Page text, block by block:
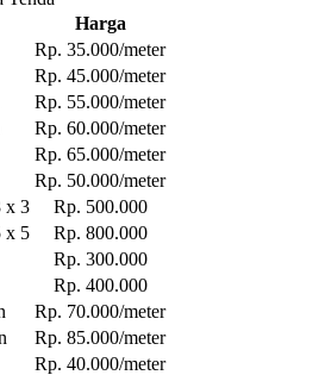
Harga
Rp. 35.000/meter
Rp. 45.000/meter
Rp. 55.000/meter
Rp. 60.000/meter
Rp. 65.000/meter
Rp. 50.000/meter
x 3
Rp. 500.000
x 5
Rp. 800.000
Rp. 300.000
Rp. 400.000
Rp. 70.000/meter
Rp. 85.000/meter
Rp. 40.000/meter